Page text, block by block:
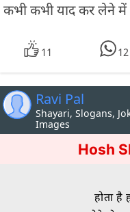
कभी कभी याद कर लेने में
11 12
Ravi Pal
Shayari, Slogans,
Images
Hosh
होता है